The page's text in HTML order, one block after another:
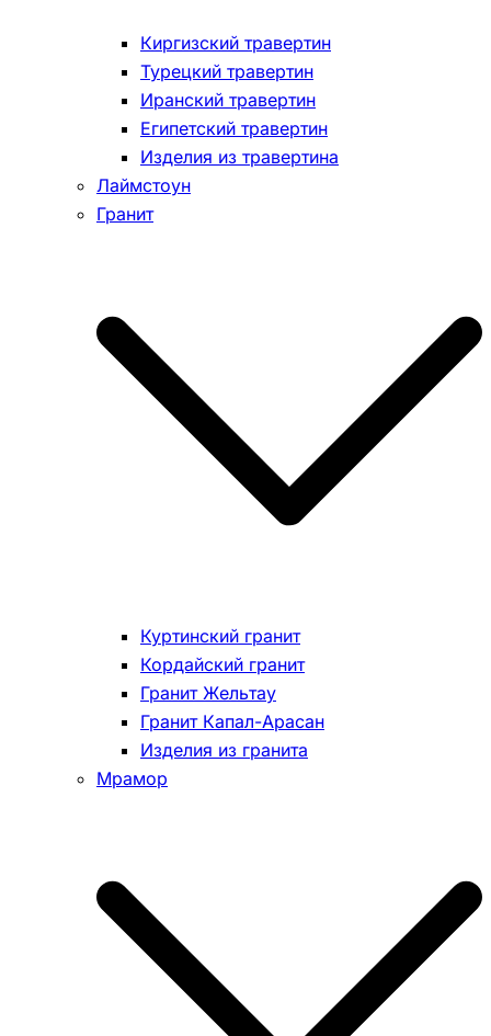
Киргизский травертин
Турецкий травертин
Иранский травертин
Египетский травертин
Изделия из травертина
Лаймстоун
Гранит
Куртинский гранит
Кордайский гранит
Гранит Жельтау
Гранит Капал-Арасан
Изделия из гранита
Мрамор